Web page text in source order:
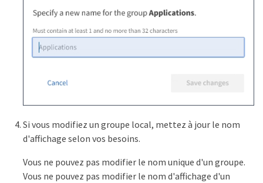
Si vous modifiez un groupe local, mettez à jour le nom
d'affichage selon vos besoins.
Vous ne pouvez pas modifier le nom unique d'un groupe.
Vous ne pouvez pas modifier le nom d'affichage d'un